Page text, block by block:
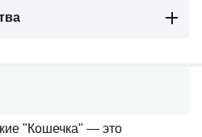
"Кошечка" — это